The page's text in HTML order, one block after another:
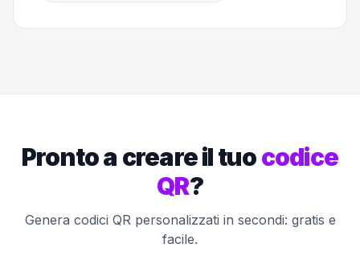
Pronto a creare il tuocodice
QR?
Genera codici QR personalizzati in secondi: gratis e
facile.